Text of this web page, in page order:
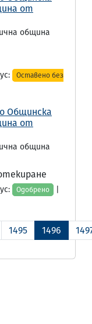
от
община
Оставено без
Общинска
от
община
Одобрено
1495 1496